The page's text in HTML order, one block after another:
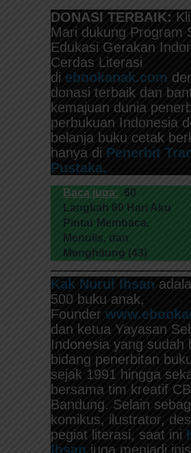
DONASI TERBAIK:
Mari dukung Program
Edukasi Gerakan
Cerdas Literasi
di ebookanak.com
donasi terbaik dan
kemajuan dunia
perbukuan Indonesia
belanja buku cetak
hanya di Penerbit
Pustaka.
Baca juga: 60
Langkah 60 Hari Aku
Pintar Membaca,
Menulis, dan
Menghitung (43)
Kak Nurul Ihsan
500 buku anak,
Founder
dan ketua Yayasan
Indonesia yang sudah
bidang penerbitan
sejak 1991 hingga
bersama tim kreatif
Bandung. Selain
komikus, ilustrator,
pegiat literasi, saat ini
Ihsan juga menjadi